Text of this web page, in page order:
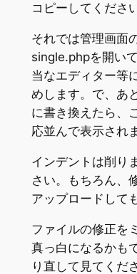
コピーしてください
それでは管理画面
single.phpを開い
当なエディター等
めします。で、あ
に書き換えたら、
応並んで表示され
インデントは削り
さい。もちろん、
アップロードして
ファイルの修正を
真っ白になるかも
り直して見てくだ